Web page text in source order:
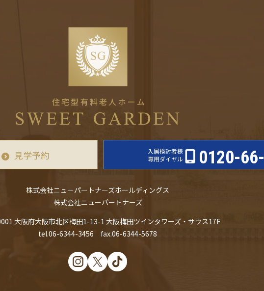
見学予約
入居検討者様
専用ダイヤル
0120-66-
株式会社ニューパートナーズホールディングス
株式会社ニューパートナーズ
大阪府大阪市北区梅田1-13-1 大阪梅田ツインタワーズ・サウス17F
tel.06-6344-3456 fax.06-6344-5678